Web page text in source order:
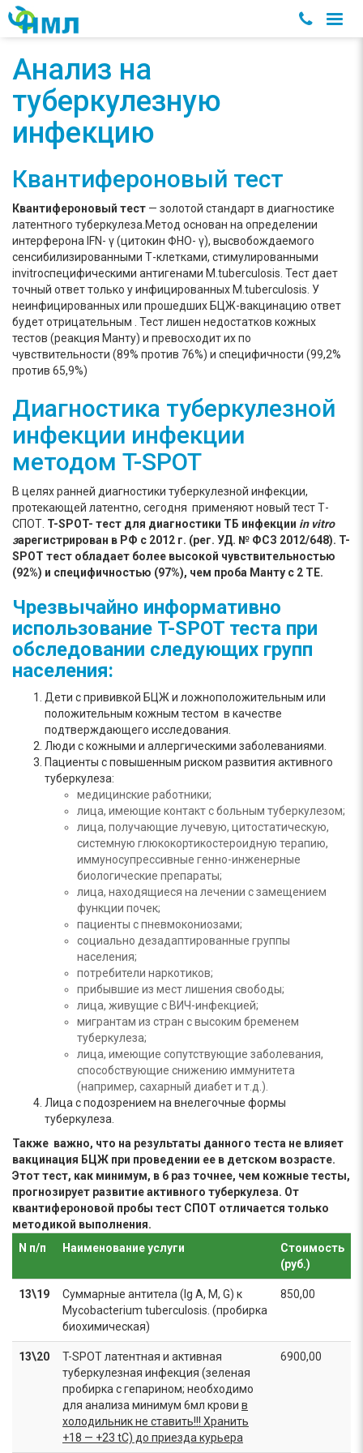
Анализ на
туберкулезную
инфекцию
Квантифероновый тест
Квантифероновый тест — золотой стандарт в диагностике
латентного туберкулеза.Метод основан на определении
интерферона IFN- γ (цитокин ФНО- γ), высвобождаемого
сенсибилизированными Т-клетками, стимулированными
invitroспецифическими антигенами М.tuberculosis. Тест дает
точный ответ только у инфицированных M.tuberculosis. У
неинфицированных или прошедших БЦЖ-вакцинацию ответ
будет отрицательным . Тест лишен недостатков кожных
тестов (реакция Манту) и превосходит их по
чувствительности (89% против 76%) и специфичности (99,2%
против 65,9%)
Диагностика туберкулезной
инфекции инфекции
методом T-SPOT
В целях ранней диагностики туберкулезной инфекции,
протекающей латентно, сегодня применяют новый тест Т-
СПОТ. T-SPOT- тест для диагностики ТБ инфекции in vitro
зарегистрирован в РФ с 2012 г. (рег. УД. № ФСЗ 2012/648). T-
SPOT тест обладает более высокой чувствительностью
(92%) и специфичностью (97%), чем проба Манту с 2 ТЕ.
Чрезвычайно информативно
использование T-SPOT теста при
обследовании следующих групп
населения:
Дети с прививкой БЦЖ и ложноположительным или
положительным кожным тестом в качестве
подтверждающего исследования.
Люди с кожными и аллергическими заболеваниями.
Пациенты с повышенным риском развития активного
туберкулеза:
медицинские работники;
лица, имеющие контакт с больным туберкулезом;
лица, получающие лучевую, цитостатическую,
системную глюкокортикостероидную терапию,
иммуносупрессивные генно-инженерные
биологические препараты;
лица, находящиеся на лечении с замещением
функции почек;
пациенты с пневмокониозами;
социально дезадаптированные группы
населения;
потребители наркотиков;
прибывшие из мест лишения свободы;
лица, живущие с ВИЧ-инфекцией;
мигрантам из стран с высоким бременем
туберкулеза;
лица, имеющие сопутствующие заболевания,
способствующие снижению иммунитета
(например, сахарный диабет и т.д.).
Лица с подозрением на внелегочные формы
туберкулеза.
Также важно, что на результаты данного теста не влияет
вакцинация БЦЖ при проведении ее в детском возрасте.
Этот тест, как минимум, в 6 раз точнее, чем кожные тесты,
прогнозирует развитие активного туберкулеза. От
квантифероновой пробы тест СПОТ отличается только
методикой выполнения.
N п/п
Наименование услуги
Стоимость
(руб.)
13\19
Суммарные антитела (Ig A, M, G) к
Mycobacterium tuberculosis. (пробирка
биохимическая)
850,00
13\20
T-SPOT латентная и активная
туберкулезная инфекция (зеленая
пробирка с гепарином; необходимо
для анализа минимум 6мл крови в
холодильник не ставить!!! Хранить
+18 — +23 tC) до приезда курьера
6900,00